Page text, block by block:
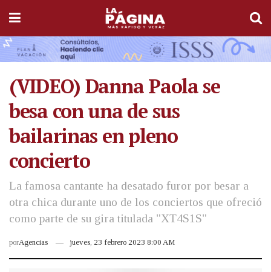
(VIDEO) Danna Paola se
besa con una de sus
bailarinas en pleno
concierto
La famosa cantante ha desatado furor por besar a
otra chica durante uno de los conciertos que ofreció
como parte de su gira titulada "XT4S1S"
porAgencias jueves, 23 febrero 2023 8:00 AM